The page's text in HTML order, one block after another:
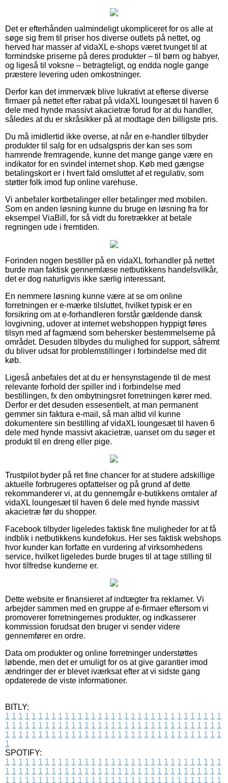
Det er efterhånden ualmindeligt ukompliceret for os alle at
søge sig frem til priser hos diverse outlets på nettet, og
herved har masser af vidaXL e-shops været tvunget til at
formindske priserne på deres produkter – til børn og babyer,
og ligeså til voksne – betragteligt, og endda nogle gange
præstere levering uden omkostninger.
Derfor kan det immervæk blive lukrativt at efterse diverse
firmaer på nettet efter rabat på vidaXL loungesæt til haven 6
dele med hynde massivt akacietræ forud for at du handler,
således at du er skråsikker på at modtage den billigste pris.
Du må imidlertid ikke overse, at når en e-handler tilbyder
produkter til salg for en udsalgspris der kan ses som
hamrende fremragende, kunne det mange gange være en
indikator for en svindel internet shop. Køb med gængse
betalingskort er i hvert fald omsluttet af et regulativ, som
støtter folk imod fup online varehuse.
Vi anbefaler kortbetalinger eller betalinger med mobilen.
Som en anden løsning kunne du bruge en løsning fra for
eksempel ViaBill, for så vidt du foretrækker at betale
regningen ude i fremtiden.
Forinden nogen bestiller på en vidaXL forhandler på nettet
burde man faktisk gennemlæse netbutikkens handelsvilkår,
det er dog naturligvis ikke særlig interessant.
En nemmere løsning kunne være at se om online
forretningen er e-mærke tilsluttet, hvilket typisk er en
forsikring om at e-forhandleren forstår gældende dansk
lovgivning, udover at internet webshoppen hyppigt føres
tilsyn med af fagmænd som behersker bestemmelserne på
området. Desuden tilbydes du mulighed for support, såfremt
du bliver udsat for problemstillinger i forbindelse med dit
køb.
Ligeså anbefales det at du er hensynstagende til de mest
relevante forhold der spiller ind i forbindelse med
bestillingen, fx den ombytningsret forretningen kører med.
Derfor er det desuden essesentielt, at man permanent
gemmer sin faktura e-mail, så man altid vil kunne
dokumentere sin bestilling af vidaXL loungesæt til haven 6
dele med hynde massivt akacietræ, uanset om du søger et
produkt til en dreng eller pige.
Trustpilot byder på ret fine chancer for at studere adskillige
aktuelle forbrugeres opfattelser og på grund af dette
rekommanderer vi, at du gennemgår e-butikkens omtaler af
vidaXL loungesæt til haven 6 dele med hynde massivt
akacietræ før du shopper.
Facebook tilbyder ligeledes faktisk fine muligheder for at få
indblik i netbutikkens kundefokus. Her ses faktisk webshops
hvor kunder kan forfatte en vurdering af virksomhedens
service, hvilket ligeledes burde bruges til at tage stilling til
hvor tilfredse kunderne er.
Dette website er finansieret af indtægter fra reklamer. Vi
arbejder sammen med en gruppe af e-firmaer eftersom vi
promoverer forretningernes produkter, og indkasserer
kommission forudsat den bruger vi sender videre
gennemfører en ordre.
Data om produkter og online forretninger understøttes
løbende, men det er umuligt for os at give garantier imod
ændringer der er blevet iværksat efter at vi sidste gang
opdaterede de viste informationer.
BITLY:
1 1 1 1 1 1 1 1 1 1 1 1 1 1 1 1 1 1 1 1 1 1 1 1 1 1 1 1 1 1 1 1 1
1 1 1 1 1 1 1 1 1 1 1 1 1 1 1 1 1 1 1 1 1 1 1 1 1 1 1 1 1 1 1 1 1
1 1 1 1 1 1 1 1 1 1 1 1 1 1 1 1 1 1 1 1 1 1 1 1 1 1 1 1 1 1 1 1 1
1
SPOTIFY:
1 1 1 1 1 1 1 1 1 1 1 1 1 1 1 1 1 1 1 1 1 1 1 1 1 1 1 1 1 1 1 1 1
1 1 1 1 1 1 1 1 1 1 1 1 1 1 1 1 1 1 1 1 1 1 1 1 1 1 1 1 1 1 1 1 1
1 1 1 1 1 1 1 1 1 1 1 1 1 1 1 1 1 1 1 1 1 1 1 1 1 1 1 1 1 1 1 1 1